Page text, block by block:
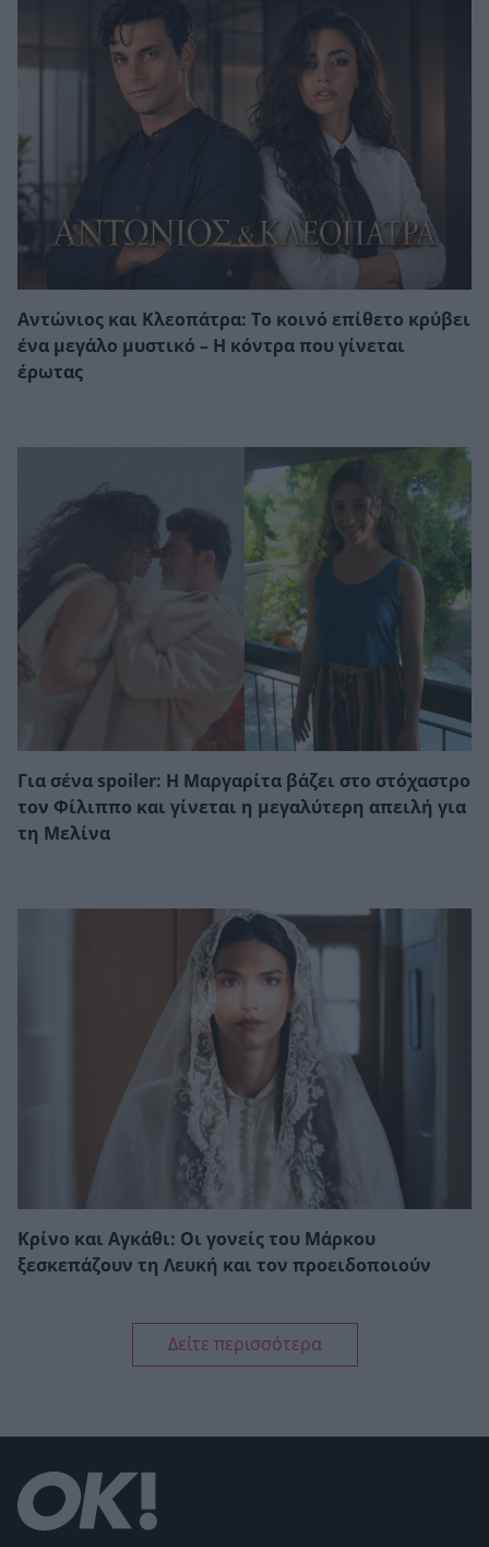
Αντώνιος και Κλεοπάτρα: Το κοινό επίθετο κρύβει
ένα μεγάλο μυστικό – Η κόντρα που γίνεται
έρωτας
Για σένα spoiler: Η Μαργαρίτα βάζει στο στόχαστρο
τον Φίλιππο και γίνεται η μεγαλύτερη απειλή για
τη Μελίνα
Κρίνο και Αγκάθι: Οι γονείς του Μάρκου
ξεσκεπάζουν τη Λευκή και τον προειδοποιούν
Δείτε περισσότερα